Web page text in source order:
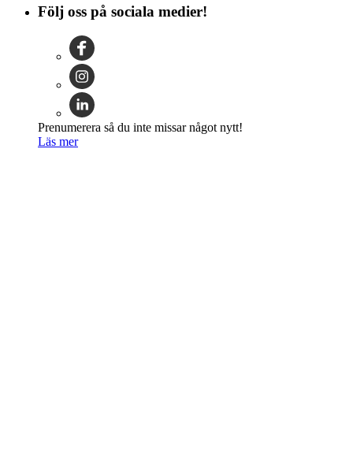
Följ oss på sociala medier!
Prenumerera så du inte missar något nytt!
Läs mer